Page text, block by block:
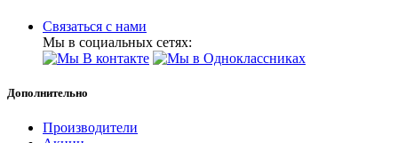
Связаться с нами
Мы в социальных сетях:
Дополнительно
Производители